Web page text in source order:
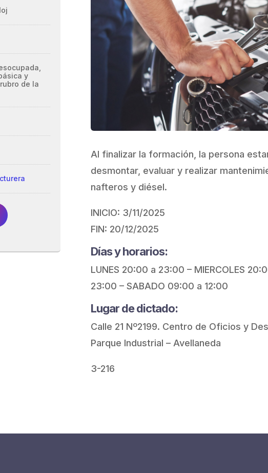
y
de la
Al finalizar la formación, la persona
desmontar, evaluar y realizar
nafteros y diésel.
INICIO: 3/11/2025
FIN: 20/12/2025
Días y horarios:
LUNES 20:00 a 23:00 – MIERCOLES
23:00 – SABADO 09:00 a 12:00
Lugar de dictado:
Calle 21 Nº2199. Centro de Oficios y
Parque Industrial – Avellaneda
3-216